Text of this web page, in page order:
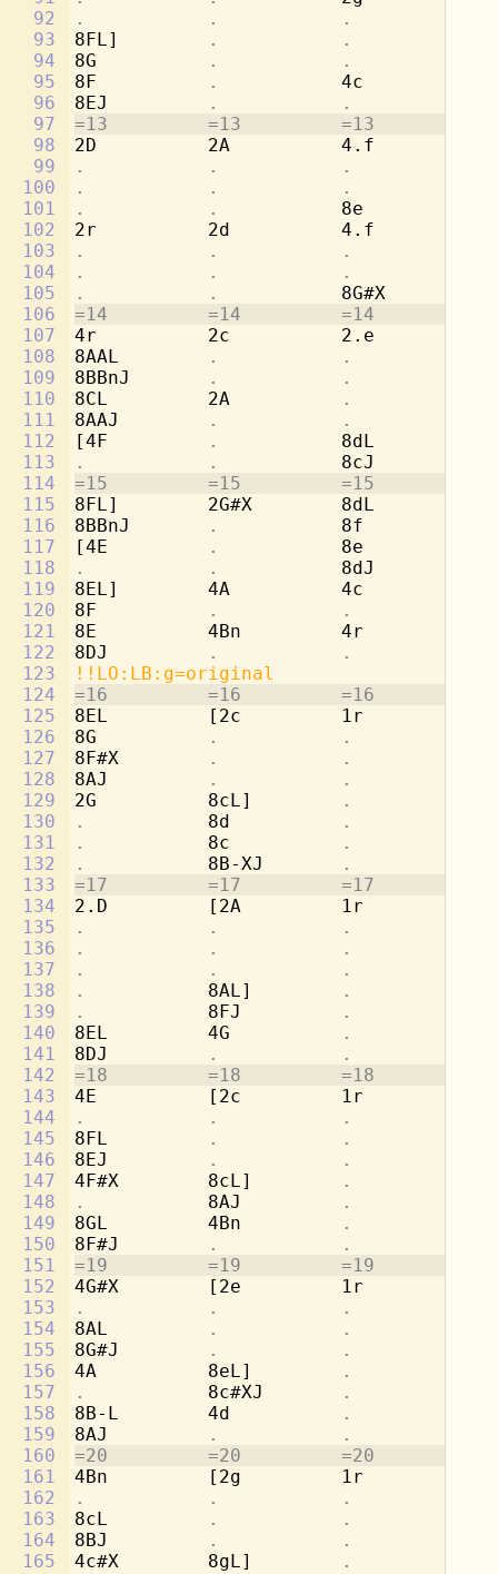
92
93
94
95
96
97
98
99
100
101
102
103
104
105
106
107
108
109
110
111
112
113
114
115
116
117
118
119
120
121
122
123
124
125
126
127
128
129
130
131
132
133
134
135
136
137
138
139
140
141
142
143
144
145
146
147
148
149
150
151
152
153
154
155
156
157
158
159
160
161
162
163
164
165
.           .           .
8FL]
.           .
8G
.           .           .
8F
. 4c
8EJ
.           .           .
=13         =13         =13
2D          2A          4.f
.           .           .
.           .           .
.           . 8e
2r          2d          4.f
.           .           .
.           .           .
.           . 8G#X
=14         =14         =14
4r          2c          2.e
8AAL
.           .
8BBnJ
.           .
8CL         2A
.
8AAJ
.           .           .
[4F
. 8dL
.           . 8cJ
=15         =15         =15
8FL]        2G#X        8dL
8BBnJ
. 8f
[4E
. 8e
.           . 8dJ
8EL]        4A          4c
8F
.           .           .
8E          4Bn         4r
8DJ
.           .           .
!!LO:LB:g=original
=16         =16         =16
8EL         [2c         1r
8G
.           .
8F#X
.           .
8AJ
.           .           .
2G          8cL]
.
. 8d .
. 8c .
. 8B-XJ .
=17         =17         =17
2.D         [2A         1r
.           .           .
.           .           .
.           .           .
. 8AL] .
. 8FJ
.           .
8EL         4G
.           .
8DJ
.           .           .
=18         =18         =18
4E          [2c         1r
.           .           .
8FL
.           .
8EJ
.           .           .
4F#X        8cL]
.
. 8AJ
.           .
8GL         4Bn
.           .
8F#J
.           .           .
=19         =19         =19
4G#X        [2e         1r
.           .           .
8AL
.           .
8G#J
.           .           .
4A          8eL]
.
. 8c#XJ
.           .
8B-L        4d
.           .
8AJ
.           .           .
=20         =20         =20
4Bn         [2g         1r
.           .           .
8cL
.           .
8BJ
.           .           .
4c#X        8gL]
.